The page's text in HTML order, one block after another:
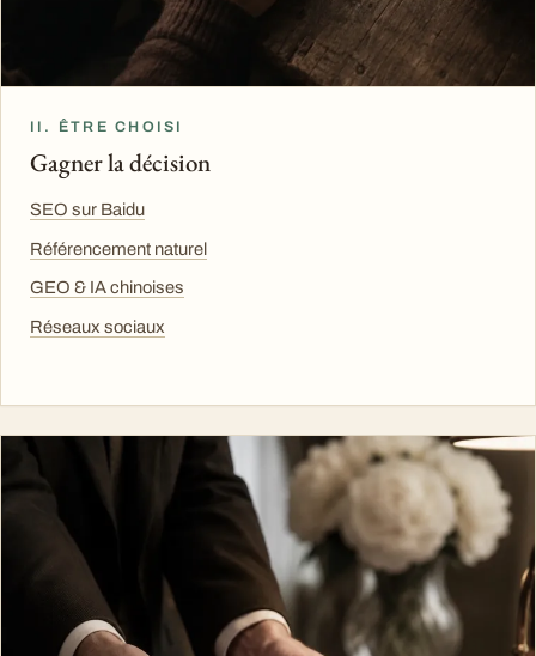
II. ÊTRE CHOISI
Gagner la décision
SEO sur Baidu
Référencement naturel
GEO & IA chinoises
Réseaux sociaux